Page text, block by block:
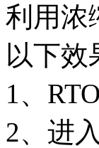
利用浓
以下效
1、
2、进